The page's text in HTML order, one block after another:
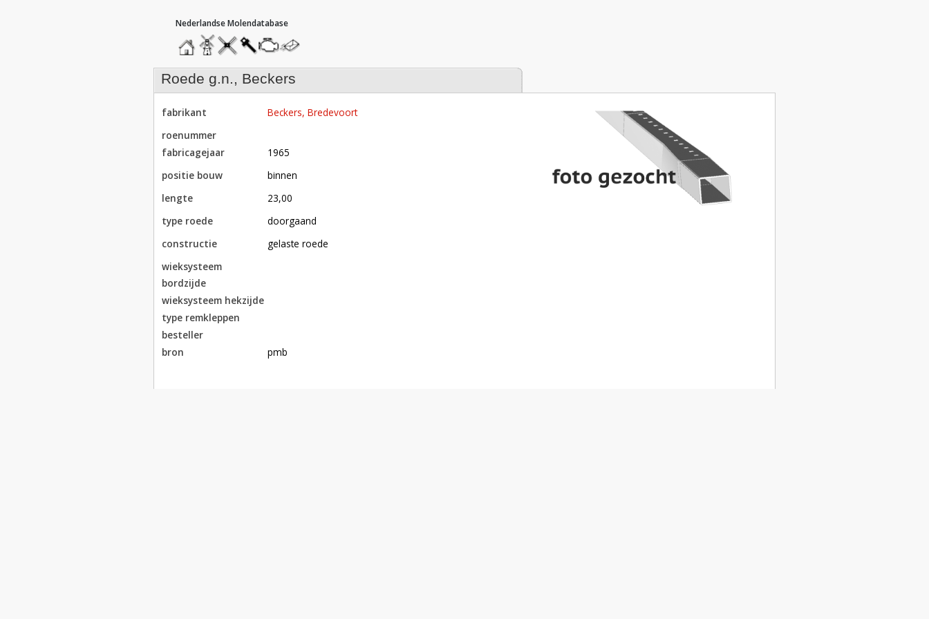
hoofdmenu
homemolendatabase
roedendatabase
assendatabase
motorendatabase
stuur
een
bericht
roede g.n., Beckers
fabrikant
Beckers, Bredevoort
roenummer
fabricagejaar
1965
positie bouw
binnen
lengte
23,00
type roede
doorgaand
constructie
gelaste roede
wieksysteem
bordzijde
wieksysteem hekzijde
type remkleppen
besteller
bron